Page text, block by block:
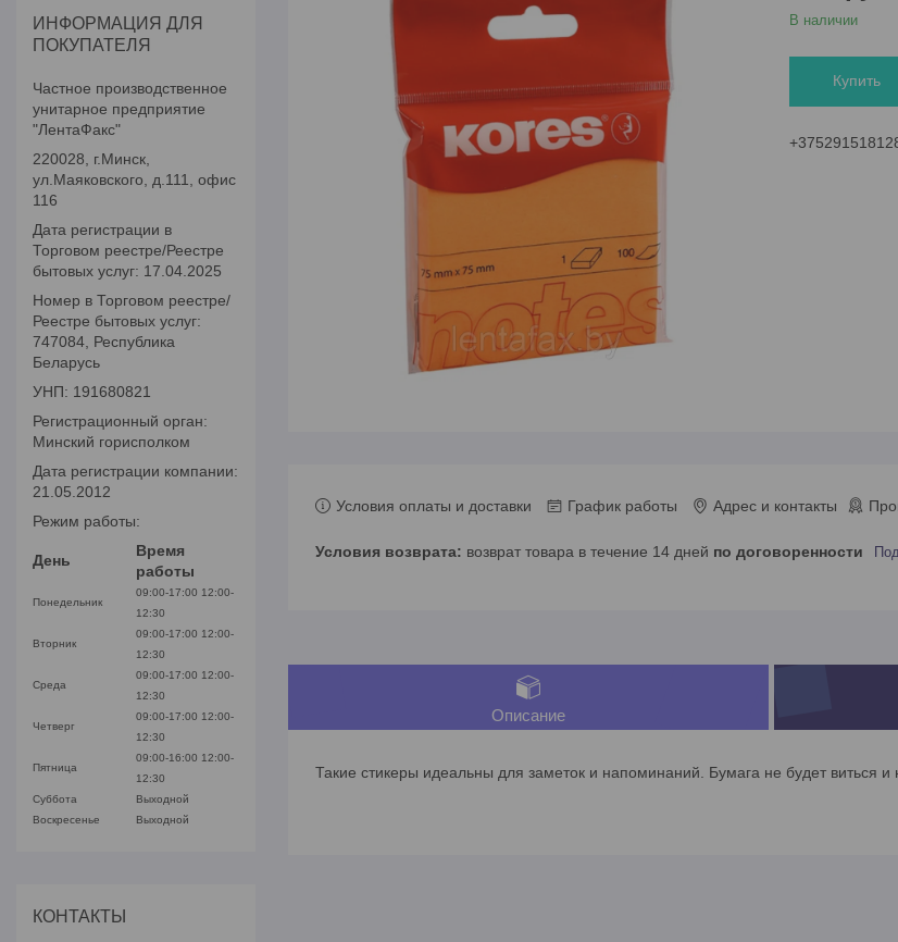
В наличии
Купить
Условия оплаты и доставки График работы Адрес и контакты
возврат товара в течение 14 дней по договоренности
Описание
Такие стикеры идеальны для заметок и напоминаний. Бумага не будет виться и
ИНФОРМАЦИЯ ДЛЯ
ПОКУПАТЕЛЯ
Частное производственное
унитарное предприятие
"ЛентаФакс"
220028, г.Минск,
ул.Маяковского, д.111, офис
116
Дата регистрации в
Торговом реестре/Реестре
бытовых услуг: 17.04.2025
Номер в Торговом реестре/
Реестре бытовых услуг:
747084, Республика
Беларусь
УНП: 191680821
Регистрационный орган:
Минский горисполком
Дата регистрации компании:
21.05.2012
Режим работы:
День
Время
работы
Понедельник
09:00-17:00 12:00-
12:30
Вторник
09:00-17:00 12:00-
12:30
Среда
09:00-17:00 12:00-
12:30
Четверг
09:00-17:00 12:00-
12:30
Пятница
09:00-16:00 12:00-
12:30
Суббота
Выходной
Воскресенье
Выходной
КОНТАКТЫ